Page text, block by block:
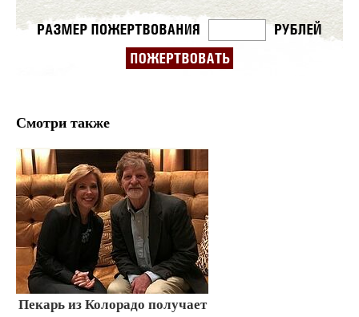
Смотри также
Пекарь из Колорадо получает